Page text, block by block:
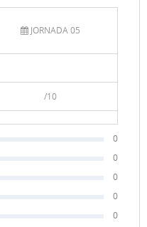
JORNADA 05
/10
0
0
0
0
0